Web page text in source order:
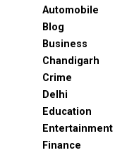
Automobile
Blog
Business
Chandigarh
Crime
Delhi
Education
Entertainment
Finance